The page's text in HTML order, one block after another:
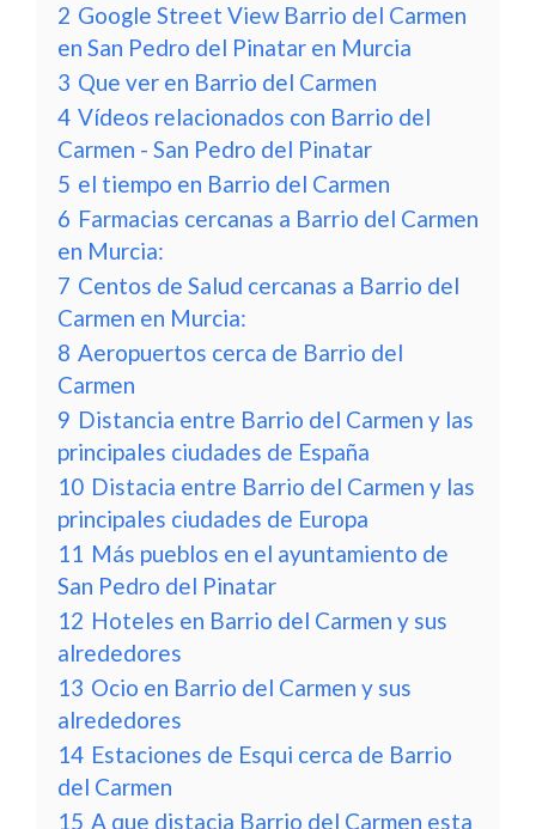
2 Google Street View Barrio del Carmen
en San Pedro del Pinatar en Murcia
3 Que ver en Barrio del Carmen
4 Vídeos relacionados con Barrio del
Carmen - San Pedro del Pinatar
5 el tiempo en Barrio del Carmen
6 Farmacias cercanas a Barrio del Carmen
en Murcia:
7 Centos de Salud cercanas a Barrio del
Carmen en Murcia:
8 Aeropuertos cerca de Barrio del
Carmen
9 Distancia entre Barrio del Carmen y las
principales ciudades de España
10 Distacia entre Barrio del Carmen y las
principales ciudades de Europa
11 Más pueblos en el ayuntamiento de
San Pedro del Pinatar
12 Hoteles en Barrio del Carmen y sus
alrededores
13 Ocio en Barrio del Carmen y sus
alrededores
14 Estaciones de Esqui cerca de Barrio
del Carmen
15 A que distacia Barrio del Carmen esta